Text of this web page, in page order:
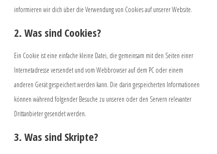
informieren wir dich über die Verwendung von Cookies auf unserer Website.
2. Was sind Cookies?
Ein Cookie ist eine einfache kleine Datei, die gemeinsam mit den Seiten einer
Internetadresse versendet und vom Webbrowser auf dem PC oder einem
anderen Gerät gespeichert werden kann. Die darin gespeicherten Informationen
können während folgender Besuche zu unseren oder den Servern relevanter
Drittanbieter gesendet werden.
3. Was sind Skripte?